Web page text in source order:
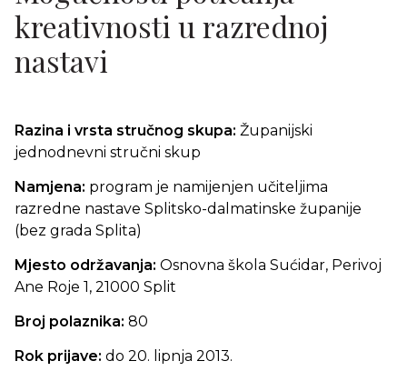
kreativnosti u razrednoj
nastavi
Razina i vrsta stručnog skupa: Županijski
jednodnevni stručni skup
Namjena: program je namijenjen učiteljima
razredne nastave Splitsko-dalmatinske županije
(bez grada Splita)
Mjesto održavanja: Osnovna škola Sućidar, Perivoj
Ane Roje 1, 21000 Split
Broj polaznika: 80
Rok prijave: do 20. lipnja 2013.